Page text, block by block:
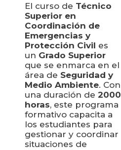
El curso de Técnico
Superior en
Coordinación de
Emergencias y
Protección Civil es
un Grado Superior
que se enmarca en el
área de Seguridad y
Medio Ambiente. Con
una duración de 2000
horas, este programa
formativo capacita a
los estudiantes para
gestionar y coordinar
situaciones de